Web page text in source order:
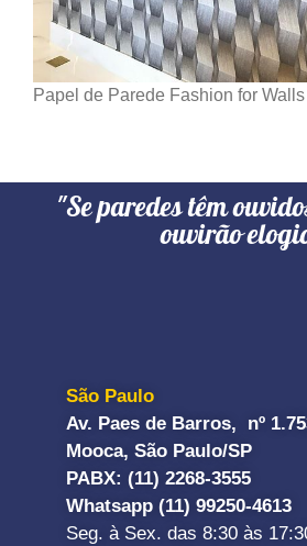
Papel de Parede Fashion for
"Se paredes têm
ouvirão
São Paulo
Av. Paes de Barros, nº
Mooca, São Paulo/SP
PABX: (11) 2268-3555
Whatsapp (11) 99250-4613
Seg. à Sex. das 8:30 às